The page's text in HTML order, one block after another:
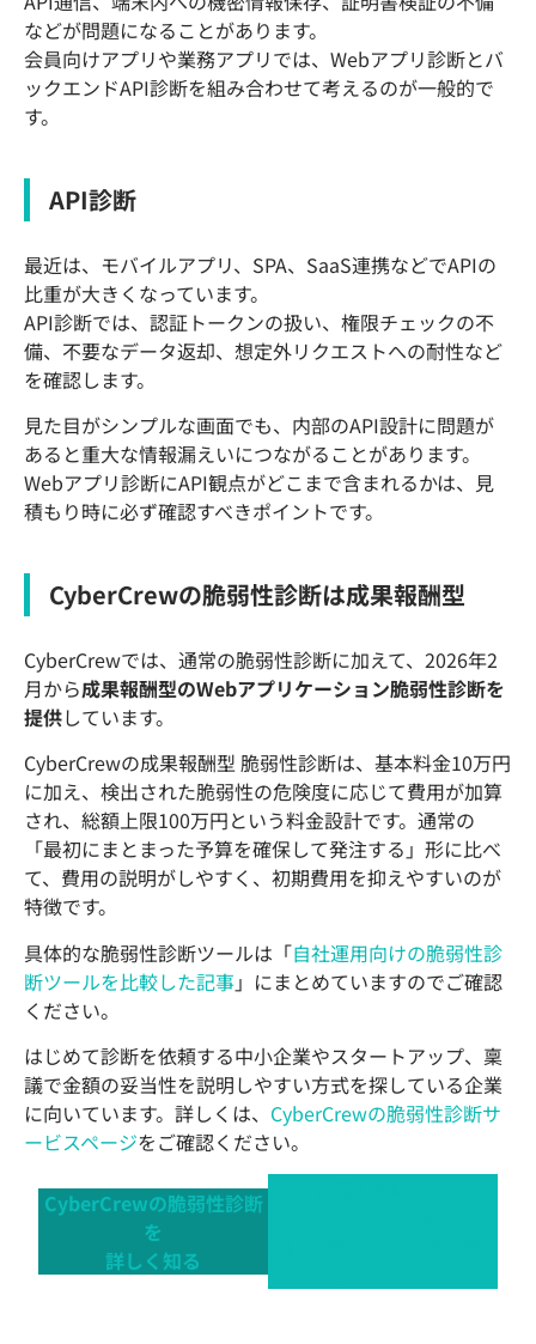
などが問題になることがあります。
会員向けアプリや業務アプリでは、Webアプリ診断とバ
ックエンドAPI診断を組み合わせて考えるのが一般的で
す。
API診断
最近は、モバイルアプリ、SPA、SaaS連携などでAPIの
比重が大きくなっています。
API診断では、認証トークンの扱い、権限チェックの不
備、不要なデータ返却、想定外リクエストへの耐性など
を確認します。
見た目がシンプルな画面でも、内部のAPI設計に問題が
あると重大な情報漏えいにつながることがあります。
Webアプリ診断にAPI観点がどこまで含まれるかは、見
積もり時に必ず確認すべきポイントです。
CyberCrewの脆弱性診断は成果報酬型
CyberCrewでは、通常の脆弱性診断に加えて、2026年2
月から成果報酬型のWebアプリケーション脆弱性診断を
提供しています。
CyberCrewの成果報酬型 脆弱性診断は、基本料金10万円
に加え、検出された脆弱性の危険度に応じて費用が加算
され、総額上限100万円という料金設計です。通常の
「最初にまとまった予算を確保して発注する」形に比べ
て、費用の説明がしやすく、初期費用を抑えやすいのが
特徴です。
具体的な脆弱性診断ツールは「自社運用向けの脆弱性診
断ツールを比較した記事」にまとめていますのでご確認
ください。
はじめて診断を依頼する中小企業やスタートアップ、稟
議で金額の妥当性を説明しやすい方式を探している企業
に向いています。詳しくは、 CyberCrewの脆弱性診断サ
ービスページをご確認ください。
CyberCrewの脆弱性診断
を
詳しく知る